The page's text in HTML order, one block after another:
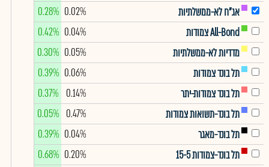
אג"ח לא-ממשלתיות
0.02%
0.28%
All-Bond צמודות
0.04%
0.42%
מדדיות לא-ממשלתיות
0.05%
0.30%
תל בונד צמודות
0.06%
0.39%
תל בונד צמודות-יתר
0.14%
0.37%
תל בונד-תשואות צמודות
0.47%
0.05%
תל בונד-מאגר
0.04%
0.39%
תל בונד-צמודות 15-5
0.20%
0.68%